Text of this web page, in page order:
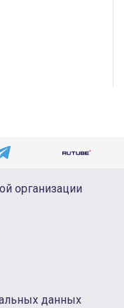
организации
данных